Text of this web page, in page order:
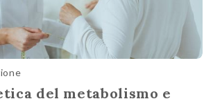
del metabolismo e